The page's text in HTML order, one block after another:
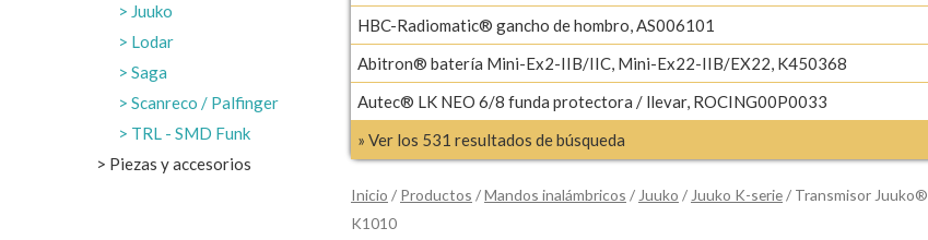
Juuko
Lodar
Saga
Scanreco / Palfinger
TRL - SMD Funk
Piezas y accesorios
HBC-Radiomatic® gancho de hombro, AS006101
Abitron® batería Mini-Ex2-IIB/IIC, Mini-Ex22-IIB/EX22, K450368
Autec® LK NEO 6/8 funda protectora / llevar, ROCING00P0033
» Ver los 531 resultados de búsqueda
Inicio / Productos /Mandos inalámbricos / Juuko / Juuko K-serie/ Transmisor Juuko®
K1010